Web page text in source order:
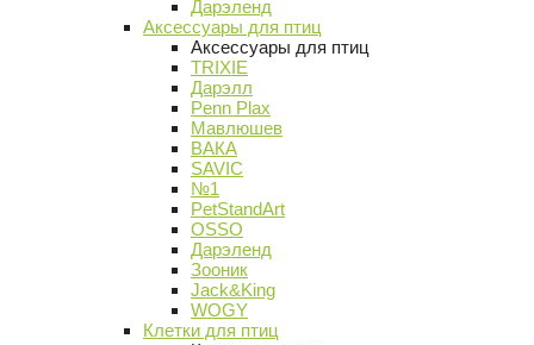
Дарэленд
Аксессуары для птиц
Аксессуары для птиц
TRIXIE
Дарэлл
Penn Plax
Мавлюшев
ВАКА
SAVIC
№1
PetStandArt
OSSO
Дарэленд
Зооник
Jack&King
WOGY
Клетки для птиц